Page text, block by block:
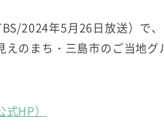
2024年5月26日放送）で
のまち・三島市のご当地グ
HP）